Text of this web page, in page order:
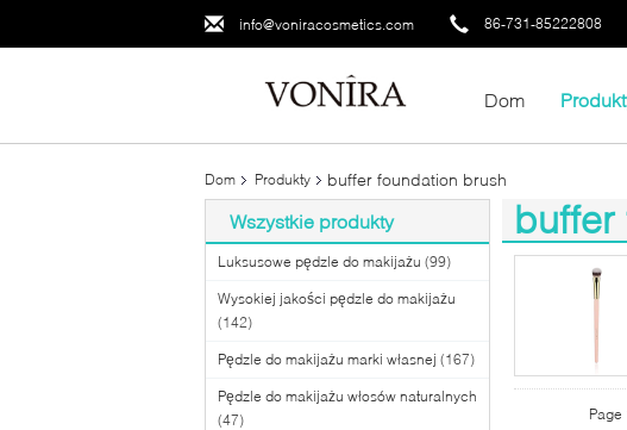
info@voniracosmetics.com 86-731-85222808
Dom
Dom Produkty buffer foundation brush
Wszystkie produkty
Luksusowe pędzle do makijażu (99)
Wysokiej jakości pędzle do makijażu
(142)
Pędzle do makijażu marki własnej (167)
Pędzle do makijażu włosów naturalnych
(47)
buffer
(101)
Page